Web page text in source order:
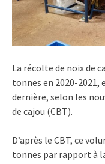
La récolte de noix de
tonnes en 2020-2021,
dernière, selon les
de cajou (CBT).
D’après le CBT, ce
tonnes par rapport à